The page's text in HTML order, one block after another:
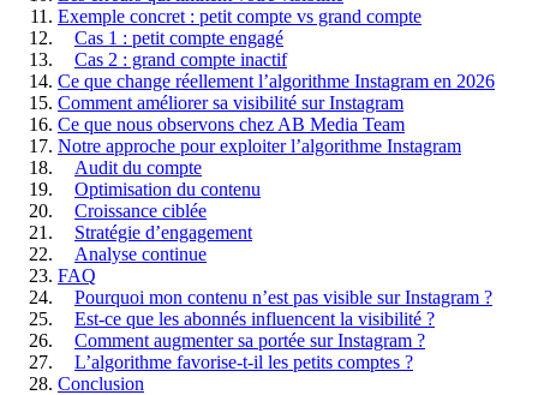
Exemple concret : petit compte vs grand compte
Cas 1 : petit compte engagé
Cas 2 : grand compte inactif
Ce que change réellement l’algorithme Instagram en 2026
Comment améliorer sa visibilité sur Instagram
Ce que nous observons chez AB Media Team
Notre approche pour exploiter l’algorithme Instagram
Audit du compte
Optimisation du contenu
Croissance ciblée
Stratégie d’engagement
Analyse continue
FAQ
Pourquoi mon contenu n’est pas visible sur Instagram ?
Est-ce que les abonnés influencent la visibilité ?
Comment augmenter sa portée sur Instagram ?
L’algorithme favorise-t-il les petits comptes ?
Conclusion